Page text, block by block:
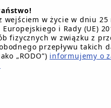
GŁÓWNA INSTRUKCJA
wejściem w życie w dniu
i Rady (UE)
fizycznych w związku z
przepływu takich
„RODO”) informujemy o